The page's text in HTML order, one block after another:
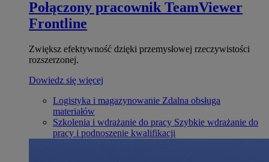
Połączony pracownik TeamViewer
Frontline
Zwiększ efektywność dzięki przemysłowej rzeczywistości
rozszerzonej.
Dowiedz się więcej
Logistyka i magazynowanie Zdalna obsługa
materiałów
Szkolenia i wdrażanie do pracy Szybkie wdrażanie do
pracy i podnoszenie kwalifikacji